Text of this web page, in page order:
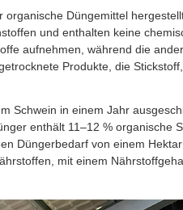
organische Düngemittel
und enthalten keine
aufnehmen, während die
Produkte, die
Schwein in einem Jahr
enthält 11–12 % organische
Düngerbedarf von einem
mit einem